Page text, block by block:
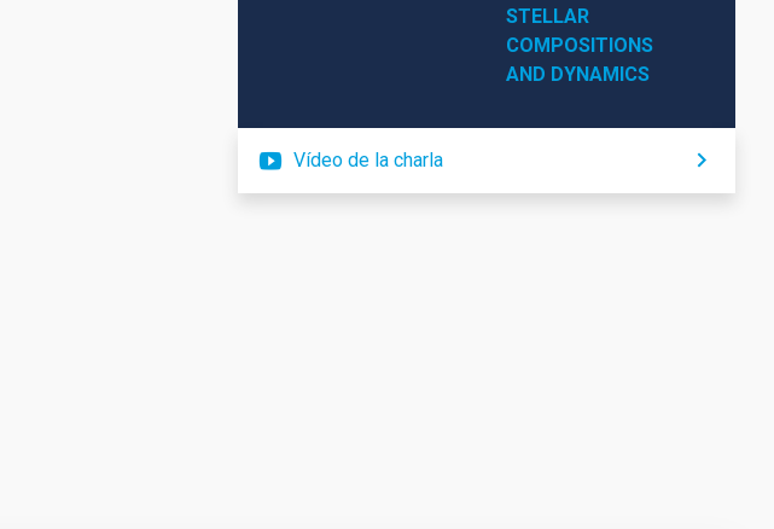
STELLAR
COMPOSITIONS
AND DYNAMICS
Vídeo de la charla